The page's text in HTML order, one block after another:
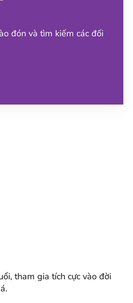
đón và tìm kiếm các đối
tham gia tích cực vào đời